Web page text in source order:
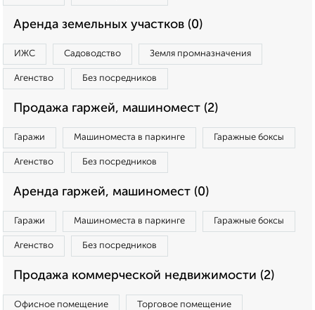
Аренда земельных участков (0)
ИЖС Садоводство Земля промназначения
Агенство Без посредников
Продажа гаржей, машиномест (2)
Гаражи Машиноместа в паркинге Гаражные боксы
Агенство Без посредников
Аренда гаржей, машиномест (0)
Гаражи Машиноместа в паркинге Гаражные боксы
Агенство Без посредников
Продажа коммерческой недвижимости (2)
Офисное помещение Торговое помещение